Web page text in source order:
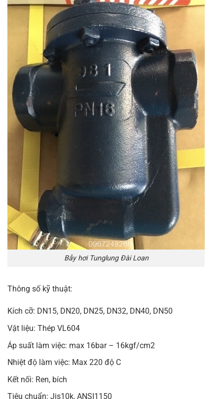
Bẫy hơi Tunglung Đài Loan
Thông số kỹ thuật:
Kích cỡ: DN15, DN20, DN25, DN32, DN40, DN50
Vật liệu: Thép VL604
Áp suất làm việc: max 16bar – 16kgf/cm2
Nhiệt độ làm việc: Max 220 độ C
Kết nối: Ren, bích
Tiêu chuẩn: Jis10k, ANSI1150